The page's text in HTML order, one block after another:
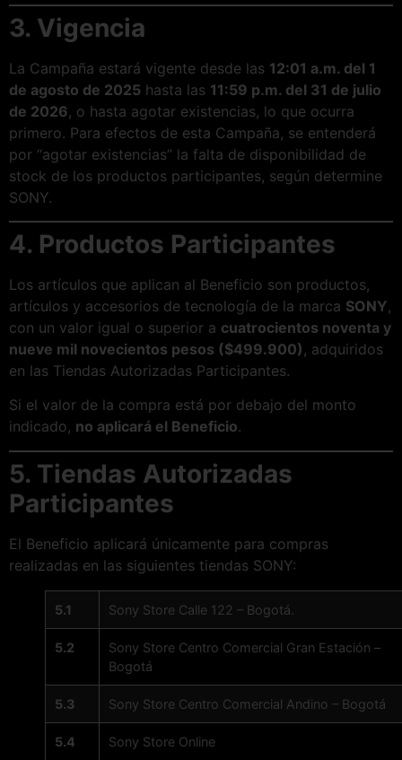
3. Vigencia
La Campaña estará vigente desde las 12:01 a.m. del 1
de agosto de 2025 hasta las 11:59 p.m. del 31 de julio
de 2026, o hasta agotar existencias, lo que ocurra
primero. Para efectos de esta Campaña, se entenderá
por “agotar existencias” la falta de disponibilidad de
stock de los productos participantes, según determine
SONY.
4. Productos Participantes
Los artículos que aplican al Beneficio son productos,
artículos y accesorios de tecnología de la marca SONY,
con un valor igual o superior a cuatrocientos noventa y
nueve mil novecientos pesos ($499.900) , adquiridos
en las Tiendas Autorizadas Participantes.
Si el valor de la compra está por debajo del monto
indicado, no aplicará el Beneficio.
5. Tiendas Autorizadas
Participantes
El Beneficio aplicará únicamente para compras
realizadas en las siguientes tiendas SONY:
5.1 Sony Store Calle 122 – Bogotá.
5.2
Sony Store Centro Comercial Gran Estación –
Bogotá
5.3 Sony Store Centro Comercial Andino – Bogotá
5.4 Sony Store Online